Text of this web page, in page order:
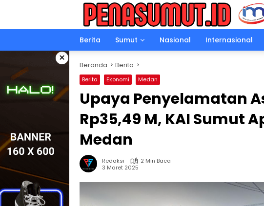
Berita Sumut Nasional Internasional
× Beranda Berita
Berita Ekonomi Medan
Upaya Penyelamatan
Rp35,49 M, KAI Sumut
Medan
Redaksi
2 Min Baca
3 Maret 2025